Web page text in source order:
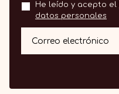
He leído y acepto el
datos personales
Correo electrónico